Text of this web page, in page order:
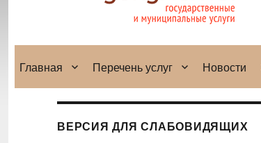
Главная Перечень услуг Новости
ВЕРСИЯ ДЛЯ СЛАБОВИДЯЩИХ